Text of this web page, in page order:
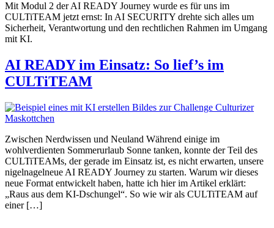
Mit Modul 2 der AI READY Journey wurde es für uns im
CULTiTEAM jetzt ernst: In AI SECURITY drehte sich alles um
Sicherheit, Verantwortung und den rechtlichen Rahmen im Umgang
mit KI.
AI READY im Einsatz: So lief’s im
CULTiTEAM
Zwischen Nerdwissen und Neuland Während einige im
wohlverdienten Sommerurlaub Sonne tanken, konnte der Teil des
CULTiTEAMs, der gerade im Einsatz ist, es nicht erwarten, unsere
nigelnagelneue AI READY Journey zu starten. Warum wir dieses
neue Format entwickelt haben, hatte ich hier im Artikel erklärt:
„Raus aus dem KI-Dschungel“. So wie wir als CULTiTEAM auf
einer […]